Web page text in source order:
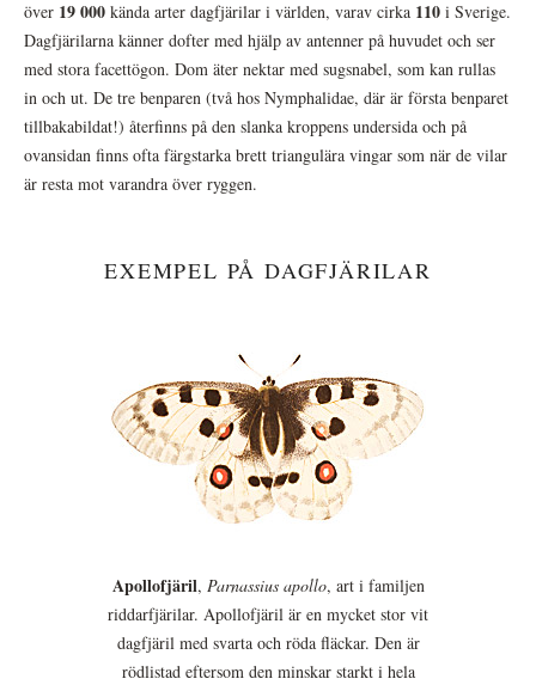
över 19 000 kända arter dagfjärilar i världen, varav cirka 110 i Sverige.
Dagfjärilarna känner dofter med hjälp av antenner på huvudet och ser
med stora facettögon. Dom äter nektar med sugsnabel, som kan rullas
in och ut. De tre benparen (två hos Nymphalidae, där är första benparet
tillbakabildat!) återfinns på den slanka kroppens undersida och på
ovansidan finns ofta färgstarka brett triangulära vingar som när de vilar
är resta mot varandra över ryggen.
EXEMPEL PÅ DAGFJÄRILAR
Apollofjäril, Parnassius apollo, art i familjen
riddarfjärilar. Apollofjäril är en mycket stor vit
dagfjäril med svarta och röda fläckar. Den är
rödlistad eftersom den minskar starkt i hela